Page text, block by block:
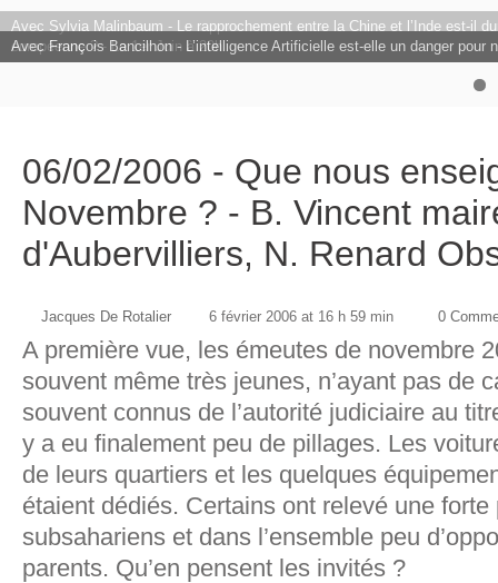
L'Europe à l'honneur au Club Citoyens.
Avec François Bancilhon - L’intelligence Artificielle est-elle un danger
06/02/2006 - Que nous
Novembre ? - B. Vincent
d'Aubervilliers, N. Renard
Jacques De Rotalier 6 février 2006 at 16 h 59 min 0
A première vue, les émeutes de novembre
souvent même très jeunes, n’ayant pas de
souvent connus de l’autorité judiciaire au
y a eu finalement peu de pillages. Les
de leurs quartiers et les quelques
étaient dédiés. Certains ont relevé une
subsahariens et dans l’ensemble peu
parents. Qu’en pensent les invités ?